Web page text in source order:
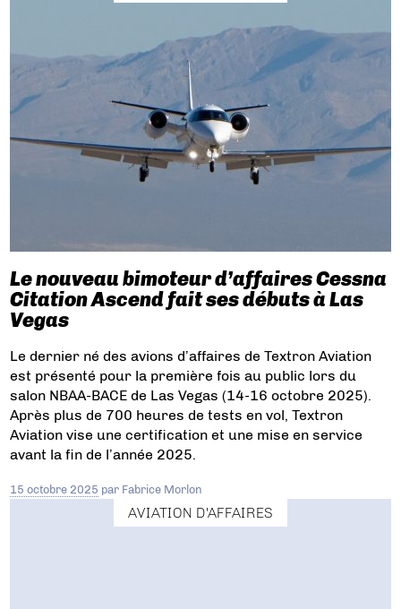
Le nouveau bimoteur d’affaires Cessna
Citation Ascend fait ses débuts à Las
Vegas
Le dernier né des avions d’affaires de Textron Aviation
est présenté pour la première fois au public lors du
salon NBAA-BACE de Las Vegas (14-16 octobre 2025).
Après plus de 700 heures de tests en vol, Textron
Aviation vise une certification et une mise en service
avant la fin de l’année 2025.
15 octobre 2025 par Fabrice Morlon
AVIATION D'AFFAIRES